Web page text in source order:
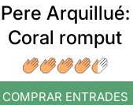
Pere Arquillué:
Coral romput
COMPRAR ENTRADES